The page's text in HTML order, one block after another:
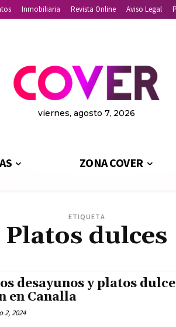
Inmobiliaria Revista Online Aviso Legal
viernes, agosto 7, 2026
ZONA COVER
ETIQUETA
Platos dulces
desayunos y platos
en Canalla
2, 2024